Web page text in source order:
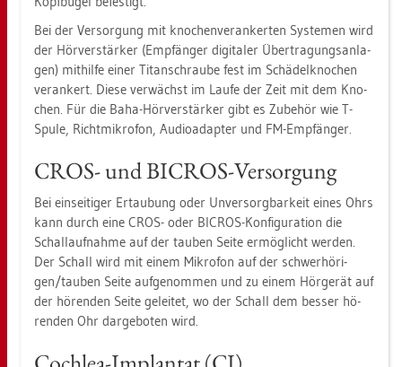
Bei der Ver­sor­gung mit kno­chen­ver­an­ker­ten Sys­te­men wird
der Hör­ver­stär­ker (Emp­fän­ger di­gi­ta­ler Über­tra­gungs­an­la­
gen) mit­hil­fe einer Ti­t­an­schrau­be fest im Schä­del­kno­chen
ver­an­kert. Diese ver­wächst im Laufe der Zeit mit dem Kno­
chen. Für die Baha-Hör­ver­stär­ker gibt es Zu­be­hör wie T-
Spule, Richt­mi­kro­fon, Au­dioad­ap­ter und FM-Emp­fän­ger.
CROS- und BI­CROS-Ver­sor­gung
Bei ein­sei­ti­ger Er­tau­bung oder Un­ver­sorg­bar­keit eines Ohrs
kann durch eine CROS- oder BI­CROS-Kon­fi­gu­ra­ti­on die
Schall­auf­nah­me auf der tau­ben Seite er­mög­licht wer­den.
Der Schall wird mit einem Mi­kro­fon auf der schwer­hö­ri­
gen/tau­ben Seite auf­ge­nom­men und zu einem Hör­ge­rät auf
der hö­ren­den Seite ge­lei­tet, wo der Schall dem bes­ser hö­
ren­den Ohr dar­ge­bo­ten wird.